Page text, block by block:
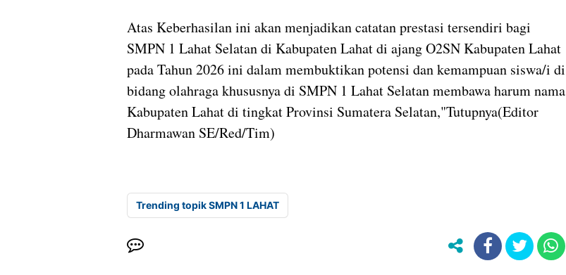
Atas Keberhasilan ini akan menjadikan catatan prestasi tersendiri bagi
SMPN 1 Lahat Selatan di Kabupaten Lahat di ajang O2SN Kabupaten Lahat
pada Tahun 2026 ini dalam membuktikan potensi dan kemampuan siswa/i di
bidang olahraga khususnya di SMPN 1 Lahat Selatan membawa harum nama
Kabupaten Lahat di tingkat Provinsi Sumatera Selatan,"Tutupnya(Editor
Dharmawan SE/Red/Tim)
Trending topik SMPN 1 LAHAT